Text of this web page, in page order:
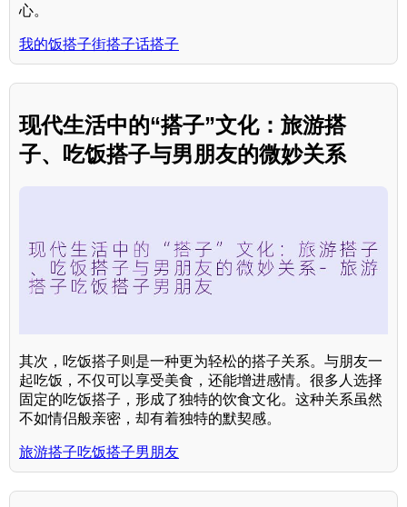
心。
我的饭搭子街搭子话搭子
现代生活中的“搭子”文化：旅游搭
子、吃饭搭子与男朋友的微妙关系
其次，吃饭搭子则是一种更为轻松的搭子关系。与朋友一
起吃饭，不仅可以享受美食，还能增进感情。很多人选择
固定的吃饭搭子，形成了独特的饮食文化。这种关系虽然
不如情侣般亲密，却有着独特的默契感。
旅游搭子吃饭搭子男朋友